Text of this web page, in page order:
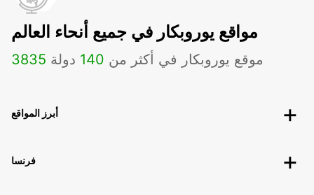
مواقع يوروبكار في جميع أنحاء العالم
3835 موقع يوروبكار في أكثر من 140 دولة
أبرز المواقع
فرنسا